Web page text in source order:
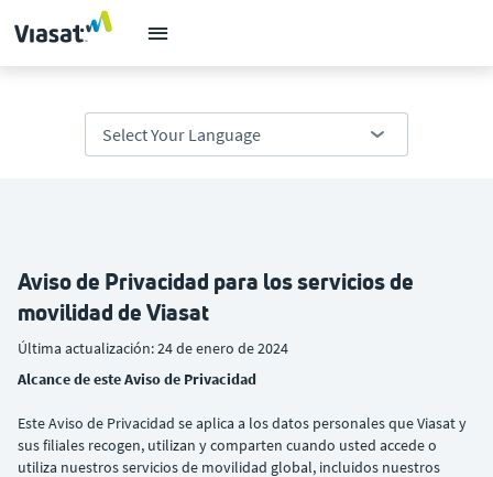
Aviso de Privacidad para los servicios de
movilidad de Viasat
Última actualización: 24 de enero de 2024
Alcance de este Aviso de Privacidad
Este Aviso de Privacidad se aplica a los datos personales que Viasat y
sus filiales recogen, utilizan y comparten cuando usted accede o
utiliza nuestros servicios de movilidad global, incluidos nuestros